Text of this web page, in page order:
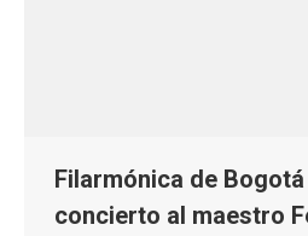
Filarmónica de
concierto al maestro